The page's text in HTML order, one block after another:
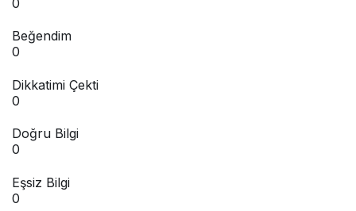
Beğendim
0
Dikkatimi Çekti
0
Doğru Bilgi
0
Eşsiz Bilgi
0